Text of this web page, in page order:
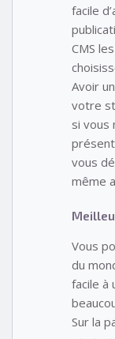
facile
CMS
Avoir
votre
si vous
vous
même
Vous
du
facile à
Sur la